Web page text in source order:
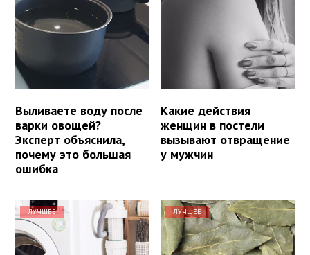
Выливаете воду после
варки овощей?
Эксперт объяснила,
почему это большая
ошибка
Какие действия
женщин в постели
вызывают отвращение
у мужчин
ЛУЧШЕЕ ЛУЧШЕЕ